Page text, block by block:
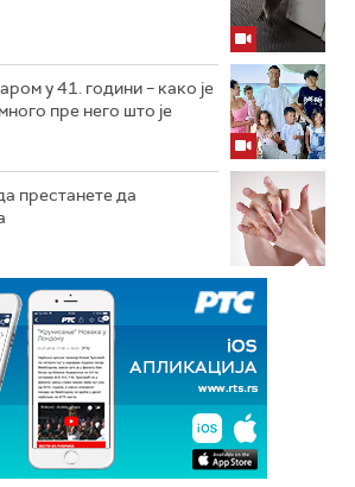
у 41. години – како је
пре него што је
престанете да